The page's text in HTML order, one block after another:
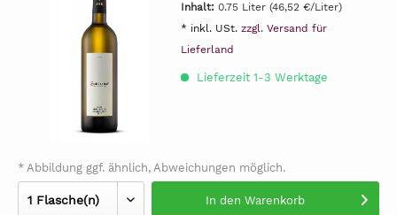
Inhalt: 0.75 Liter (46,52 €/Liter)
* inkl. USt. zzgl. Versand für
Lieferland
Lieferzeit 1-3 Werktage
* Abbildung ggf. ähnlich, Abweichungen möglich.
In den Warenkorb